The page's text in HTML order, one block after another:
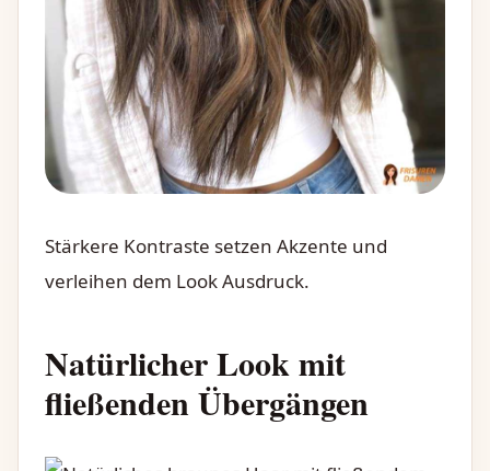
Stärkere Kontraste setzen Akzente und
verleihen dem Look Ausdruck.
Natürlicher Look mit
fließenden Übergängen